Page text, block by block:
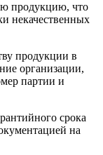
продукцию, что
некачественных
продукции в
организации,
партии и
срока
на